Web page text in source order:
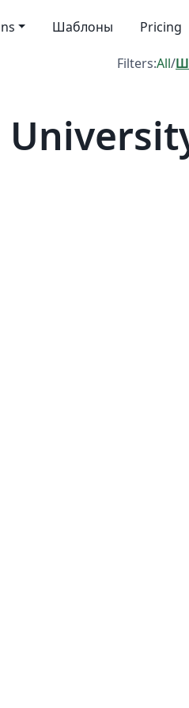
Шаблоны Pricing
Filters:All/